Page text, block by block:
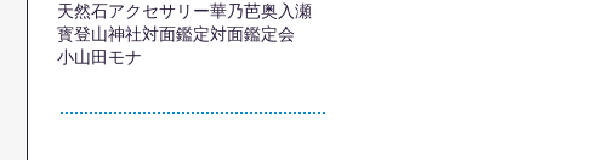
天然石アクセサリー華乃芭奥入瀬
寳登山神社対面鑑定対面鑑定会
小山田モナ